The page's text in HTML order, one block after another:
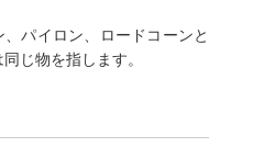
パイロン、ロードコーンと
じ物を指します。